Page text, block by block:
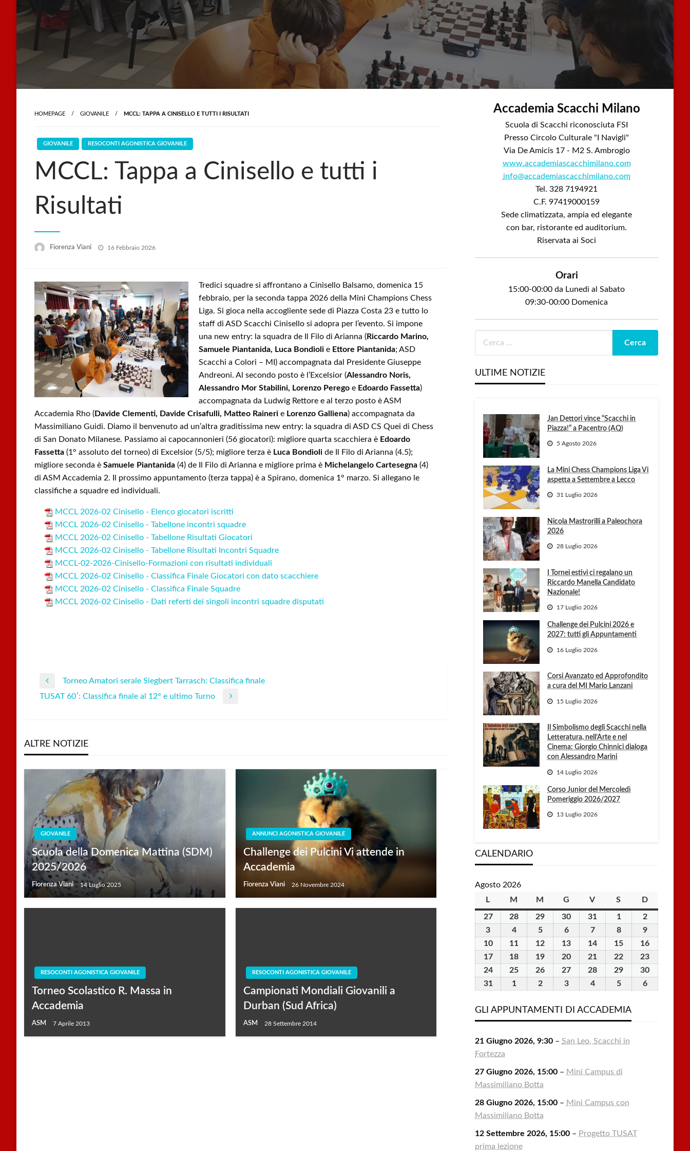
HOMEPAGE GIOVANILE MCCL: TAPPA A CINISELLO E TUTTI I RISULTATI
GIOVANILE RESOCONTI AGONISTICA GIOVANILE
MCCL: Tappa a Cinisello e tutti i
Risultati
Fiorenza Viani
Posted
16 Febbraio 2026
Tredici squadre si affrontano a Cinisello Balsamo, domenica 15
febbraio, per la seconda tappa 2026 della Mini Champions Chess
Liga. Si gioca nella accogliente sede di Piazza Costa 23 e tutto lo
staff di ASD Scacchi Cinisello si adopra per l’evento. Si impone
una new entry: la squadra de Il Filo di Arianna (Riccardo Marino,
Samuele Piantanida, Luca Bondioli e Ettore Piantanida; ASD
Scacchi a Colori – MI) accompagnata dal Presidente Giuseppe
Andreoni. Al secondo posto è l’Excelsior (Alessandro Noris,
Alessandro Mor Stabilini, Lorenzo Perego e Edoardo Fassetta)
accompagnata da Ludwig Rettore e al terzo posto è ASM
Accademia Rho (Davide Clementi, Davide Crisafulli, Matteo Raineri e Lorenzo Galliena) accompagnata da
Massimiliano Guidi. Diamo il benvenuto ad un’altra graditissima new entry: la squadra di ASD CS Quei di Chess
di San Donato Milanese. Passiamo ai capocannonieri (56 giocatori): migliore quarta scacchiera è Edoardo
Fassetta (1° assoluto del torneo) di Excelsior (5/5); migliore terza è Luca Bondioli de Il Filo di Arianna (4.5);
migliore seconda è Samuele Piantanida (4) de Il Filo di Arianna e migliore prima è Michelangelo Cartesegna (4)
di ASM Accademia 2. Il prossimo appuntamento (terza tappa) è a Spirano, domenica 1° marzo. Si allegano le
classifiche a squadre ed individuali.
MCCL 2026-02 Cinisello - Elenco giocatori iscritti
MCCL 2026-02 Cinisello - Tabellone incontri squadre
MCCL 2026-02 Cinisello - Tabellone Risultati Giocatori
MCCL 2026-02 Cinisello - Tabellone Risultati Incontri Squadre
MCCL-02-2026-Cinisello-Formazioni con risultati individuali
MCCL 2026-02 Cinisello - Classifica Finale Giocatori con dato scacchiere
MCCL 2026-02 Cinisello - Classifica Finale Squadre
MCCL 2026-02 Cinisello - Dati referti dei singoli incontri squadre disputati
Navigazione
Previous
Post
Torneo Amatori serale Siegbert Tarrasch: Classifica finale
Next
TUSAT 60′: Classifica finale al 12° e ultimo Turno
ALTRE NOTIZIE
GIOVANILE
Scuola della Domenica Mattina (SDM)
2025/2026
Fiorenza Viani 14 Luglio 2025
ANNUNCI AGONISTICA GIOVANILE
Challenge dei Pulcini Vi attende in
Accademia
Fiorenza Viani 26 Novembre 2024
RESOCONTI AGONISTICA GIOVANILE
Torneo Scolastico R. Massa in
Accademia
ASM 7 Aprile 2013
RESOCONTI AGONISTICA GIOVANILE
Campionati Mondiali Giovanili a
Durban (Sud Africa)
ASM 28 Settembre 2014
Accademia Scacchi Milano
Scuola di Scacchi riconosciuta FSI
Presso Circolo Culturale "I Navigli"
Via De Amicis 17 - M2 S. Ambrogio
www.accademiascacchimilano.com
info@accademiascacchimilano.com
Tel. 328 7194921
C.F. 97419000159
Sede climatizzata, ampia ed elegante
con bar, ristorante ed auditorium.
Riservata ai Soci
Orari
15:00-00:00 da Lunedì al Sabato
09:30-00:00 Domenica
ULTIME NOTIZIE
Jan Dettori vince “Scacchi in
Piazza!” a Pacentro (AQ)
5 Agosto 2026
La Mini Chess Champions Liga Vi
aspetta a Settembre a Lecco
31 Luglio 2026
Nicola Mastrorilli a Paleochora
2026
28 Luglio 2026
I Tornei estivi ci regalano un
Riccardo Manella Candidato
Nazionale!
17 Luglio 2026
Challenge dei Pulcini 2026 e
2027: tutti gli Appuntamenti
16 Luglio 2026
Corsi Avanzato ed Approfondito
a cura del MI Mario Lanzani
15 Luglio 2026
Il Simbolismo degli Scacchi nella
Letteratura, nell’Arte e nel
Cinema: Giorgio Chinnici dialoga
con Alessandro Marini
14 Luglio 2026
Corso Junior del Mercoledì
Pomeriggio 2026/2027
13 Luglio 2026
CALENDARIO
Agosto 2026
L lunedìM martedì
M mercoledì
G giovedì
V venerdì
S sabatoDdomenica
2727
Luglio
2026
28
Luglio
2026
29
Luglio
2026
30
Luglio
2026
31
Luglio
2026
11
Agosto
2026
22
Agosto
2026
3
Agosto
2026
44
Agosto
2026
55
Agosto
2026
66
Agosto
2026
77
Agosto
2026
88
Agosto
2026
99
Agosto
2026
1010
Agosto
2026
11
Agosto
2026
12
Agosto
2026
13
Agosto
2026
14
Agosto
2026
15
Agosto
2026
16
1717
Agosto
18
Agosto
19
Agosto
20
Agosto
21
Agosto
22
Agosto
23
2424
Agosto
25
Agosto
26
Agosto
27
Agosto
28
Agosto
29
Agosto
30
3131
2026
11
2026
22
2026
33
2026
44
2026
55
2026
66
GLI APPUNTAMENTI DI ACCADEMIA
21 Giugno 2026, 9:30 –San Leo, Scacchi in
Fortezza
27 Giugno 2026, 15:00 – Mini Campus di
Massimiliano Botta
28 Giugno 2026, 15:00 – Mini Campus con
Massimiliano Botta
12 Settembre 2026, 15:00 – Progetto TUSAT
prima lezione